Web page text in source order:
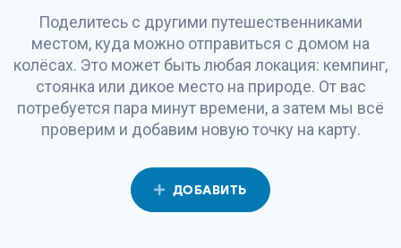
Поделитесь с другими путешественниками
местом, куда можно отправиться с домом на
колёсах. Это может быть любая локация: кемпинг,
стоянка или дикое место на природе. От вас
потребуется пара минут времени, а затем мы всё
проверим и добавим новую точку на карту.
ДОБАВИТЬ